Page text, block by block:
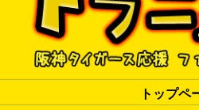
トップペ